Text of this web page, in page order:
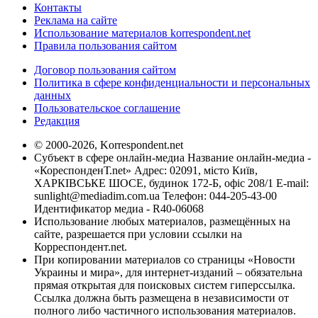
Контакты
Реклама на сайте
Использование материалов korrespondent.net
Правила пользования сайтом
Договор пользования сайтом
Политика в сфере конфиденциальности и персональных
данных
Пользовательское соглашение
Редакция
© 2000-2026, Korrespondent.net
Субъект в сфере онлайн-медиа Название онлайн-медиа -
«КореспонденТ.net» Адрес: 02091, місто Київ,
ХАРКІВСЬКЕ ШОСЕ, будинок 172-Б, офіс 208/1 E-mail:
sunlight@mediadim.com.ua Телефон: 044-205-43-00
Идентификатор медиа - R40-06068
Использование любых материалов, размещённых на
сайте, разрешается при условии ссылки на
Корреспондент.net.
При копировании материалов со страницы «Новости
Украины и мира», для интернет-изданий – обязательна
прямая открытая для поисковых систем гиперссылка.
Ссылка должна быть размещена в независимости от
полного либо частичного использования материалов.